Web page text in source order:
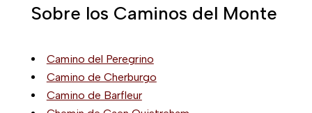
Sobre los Caminos del Monte
Camino del Peregrino
Camino de Cherburgo
Camino de Barfleur